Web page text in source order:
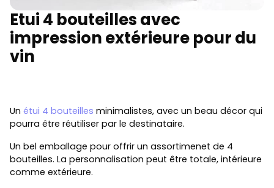
Etui 4 bouteilles avec
impression extérieure pour du
vin
Un étui 4 bouteilles minimalistes, avec un beau décor qui
pourra être réutiliser par le destinataire.
Un bel emballage pour offrir un assortimenet de 4
bouteilles. La personnalisation peut être totale, intérieure
comme extérieure.